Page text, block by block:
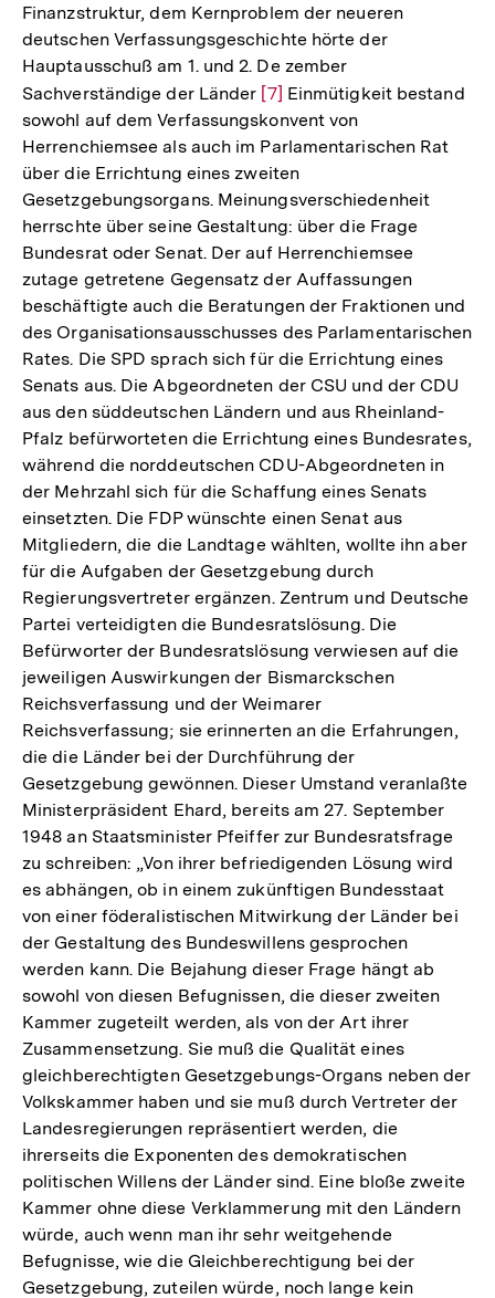
Finanzstruktur, dem Kernproblem der neueren
deutschen Verfassungsgeschichte hörte der
Hauptausschuß am 1. und 2. De zember
Sachverständige der Länder Zur
Auflösung
der
Fußnote
[7] Einmütigkeit bestand
sowohl auf dem Verfassungskonvent von
Herrenchiemsee als auch im Parlamentarischen Rat
über die Errichtung eines zweiten
Gesetzgebungsorgans. Meinungsverschiedenheit
herrschte über seine Gestaltung: über die Frage
Bundesrat oder Senat. Der auf Herrenchiemsee
zutage getretene Gegensatz der Auffassungen
beschäftigte auch die Beratungen der Fraktionen und
des Organisationsausschusses des Parlamentarischen
Rates. Die SPD sprach sich für die Errichtung eines
Senats aus. Die Abgeordneten der CSU und der CDU
aus den süddeutschen Ländern und aus Rheinland-
Pfalz befürworteten die Errichtung eines Bundesrates,
während die norddeutschen CDU-Abgeordneten in
der Mehrzahl sich für die Schaffung eines Senats
einsetzten. Die FDP wünschte einen Senat aus
Mitgliedern, die die Landtage wählten, wollte ihn aber
für die Aufgaben der Gesetzgebung durch
Regierungsvertreter ergänzen. Zentrum und Deutsche
Partei verteidigten die Bundesratslösung. Die
Befürworter der Bundesratslösung verwiesen auf die
jeweiligen Auswirkungen der Bismarckschen
Reichsverfassung und der Weimarer
Reichsverfassung; sie erinnerten an die Erfahrungen,
die die Länder bei der Durchführung der
Gesetzgebung gewönnen. Dieser Umstand veranlaßte
Ministerpräsident Ehard, bereits am 27. September
1948 an Staatsminister Pfeiffer zur Bundesratsfrage
zu schreiben: „Von ihrer befriedigenden Lösung wird
es abhängen, ob in einem zukünftigen Bundesstaat
von einer föderalistischen Mitwirkung der Länder bei
der Gestaltung des Bundeswillens gesprochen
werden kann. Die Bejahung dieser Frage hängt ab
sowohl von diesen Befugnissen, die dieser zweiten
Kammer zugeteilt werden, als von der Art ihrer
Zusammensetzung. Sie muß die Qualität eines
gleichberechtigten Gesetzgebungs-Organs neben der
Volkskammer haben und sie muß durch Vertreter der
Landesregierungen repräsentiert werden, die
ihrerseits die Exponenten des demokratischen
politischen Willens der Länder sind. Eine bloße zweite
Kammer ohne diese Verklammerung mit den Ländern
würde, auch wenn man ihr sehr weitgehende
Befugnisse, wie die Gleichberechtigung bei der
Gesetzgebung, zuteilen würde, noch lange kein